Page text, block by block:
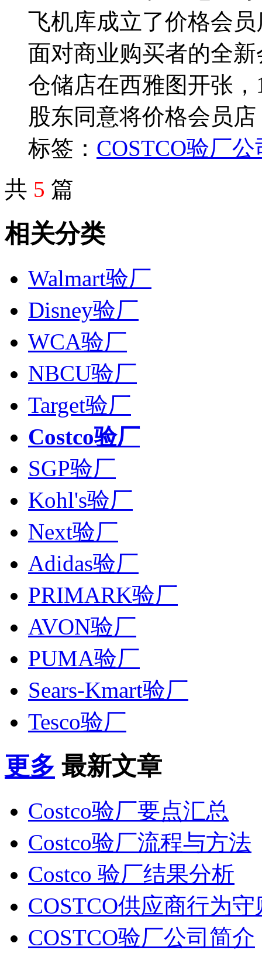
飞机库成立了价格会
面对商业购买者的全
仓储店在西雅图开张
股东同意将价格会员店
标签： COSTCO验厂公
共 5 篇
相关分类
Walmart验厂
Disney验厂
WCA验厂
NBCU验厂
Target验厂
Costco验厂
SGP验厂
Kohl's验厂
Next验厂
Adidas验厂
PRIMARK验厂
AVON验厂
PUMA验厂
Sears-Kmart验厂
Tesco验厂
更多 最新文章
Costco验厂要点汇总
Costco验厂流程与方法
Costco 验厂结果分析
COSTCO供应商行为守
COSTCO验厂公司简介